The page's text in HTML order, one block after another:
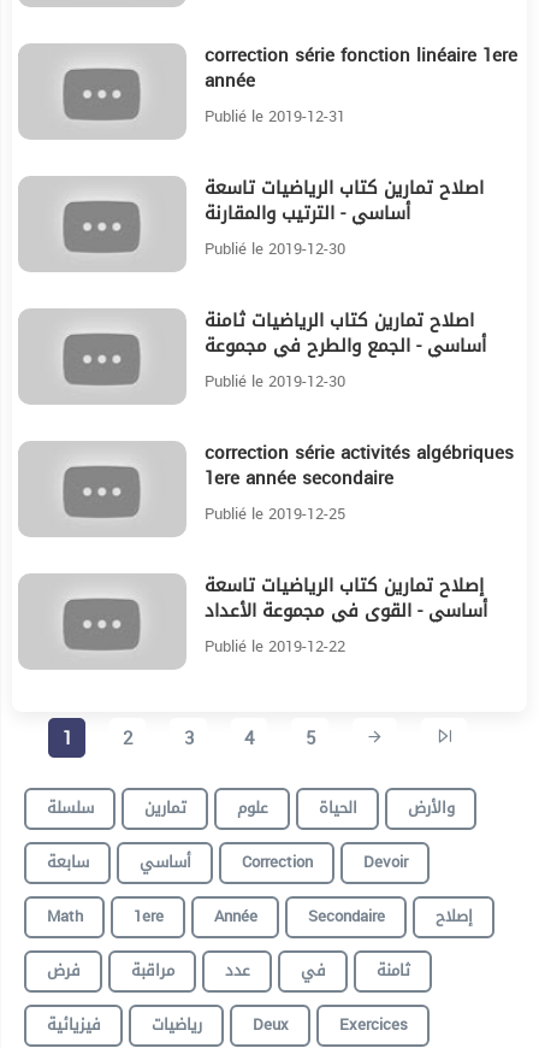
correction série fonction linéaire 1ere
année
Publié le 2019-12-31
اصلاح تمارين كتاب الرياضيات تاسعة
أساسي - الترتيب والمقارنة
Publié le 2019-12-30
اصلاح تمارين كتاب الرياضيات ثامنة
أساسي - الجمع والطرح في مجموعة
الأعداد الكسرية
Publié le 2019-12-30
correction série activités algébriques
1ere année secondaire
Publié le 2019-12-25
إصلاح تمارين كتاب الرياضيات تاسعة
أساسي - القوى في مجموعة الأعداد
الحقيقية
Publié le 2019-12-22
1 2 3 4 5
سلسلة تمارين علوم الحياة
والأرض
سابعة
أساسي Correction
Devoir
Math
1ere Année Secondaire
إصلاح
فرض
مراقبة عدد في
ثامنة
فيزيائية
رياضيات Deux Exercices